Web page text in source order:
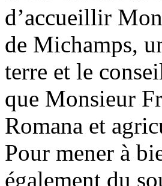
d’accueillir
de Michamps,
terre et le
que Monsieur
Romana et
Pour mener à
également du